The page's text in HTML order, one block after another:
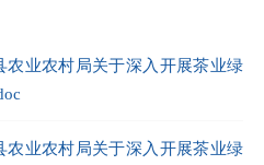
农业农村局关于深入开展茶业绿
农业农村局关于深入开展茶业绿